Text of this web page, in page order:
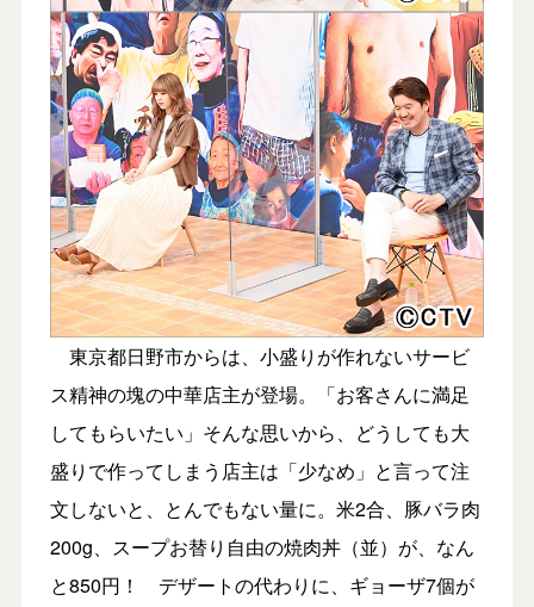
東京都日野市からは、小盛りが作れないサービ
ス精神の塊の中華店主が登場。「お客さんに満足
してもらいたい」そんな思いから、どうしても大
盛りで作ってしまう店主は「少なめ」と言って注
文しないと、とんでもない量に。米2合、豚バラ肉
200g、スープお替り自由の焼肉丼（並）が、なん
と850円！ デザートの代わりに、ギョーザ7個が